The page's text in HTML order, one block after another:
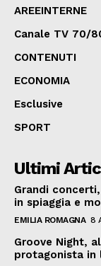
AREEINTERNE
Canale TV 70/
CONTENUTI
ECONOMIA
Esclusive
SPORT
Ultimi
Grandi
in spiaggia e
EMILIA ROMAGNA 8
Groove Night,
protagonista in